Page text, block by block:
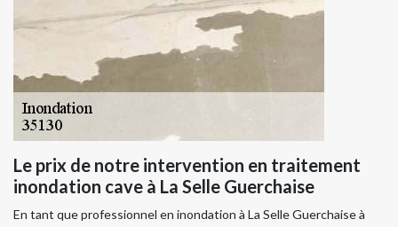
Le prix de notre intervention en traitement
inondation cave à La Selle Guerchaise
En tant que professionnel en inondation à La Selle Guerchaise à